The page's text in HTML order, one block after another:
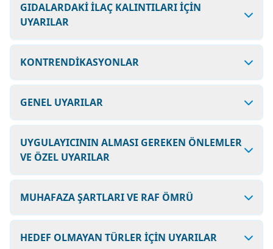
GIDALARDAKİ İLAÇ KALINTILARI İÇİN
UYARILAR
KONTRENDİKASYONLAR
GENEL UYARILAR
UYGULAYICININ ALMASI GEREKEN ÖNLEMLER
VE ÖZEL UYARILAR
MUHAFAZA ŞARTLARI VE RAF ÖMRÜ
HEDEF OLMAYAN TÜRLER İÇİN UYARILAR